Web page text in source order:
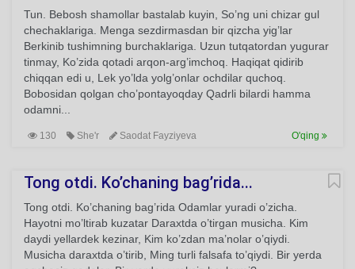
Tun. Bebosh shamollar bastalab kuyin, So’ng uni chizar gul
chechaklariga. Menga sezdirmasdan bir qizcha yig’lar
Berkinib tushimning burchaklariga. Uzun tutqatordan yugurar
tinmay, Ko’zida qotadi arqon-arg’imchoq. Haqiqat qidirib
chiqqan edi u, Lek yo’lda yolg’onlar ochdilar quchoq.
Bobosidan qolgan cho’pontayoqday Qadrli bilardi hamma
odamni...
130 She'r Saodat Fayziyeva O'qing
Tong otdi. Ko’chaning bag’rida...
Tong otdi. Ko’chaning bag’rida Odamlar yuradi o’zicha.
Hayotni mo’ltirab kuzatar Daraxtda o’tirgan musicha. Kim
daydi yellardek kezinar, Kim ko’zdan ma’nolar o’qiydi.
Musicha daraxtda o’tirib, Ming turli falsafa to’qiydi. Bir yerda